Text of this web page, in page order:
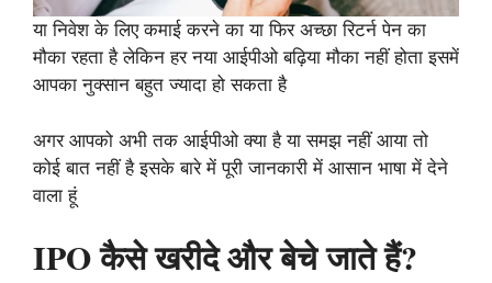
या निवेश के लिए कमाई करने का या फिर अच्छा रिटर्न पेन का
मौका रहता है लेकिन हर नया आईपीओ बढ़िया मौका नहीं होता इसमें
आपका नुक्सान बहुत ज्यादा हो सकता है
अगर आपको अभी तक आईपीओ क्या है या समझ नहीं आया तो
कोई बात नहीं है इसके बारे में पूरी जानकारी में आसान भाषा में देने
वाला हूं
IPO कैसे खरीदे और बेचे जाते हैं?